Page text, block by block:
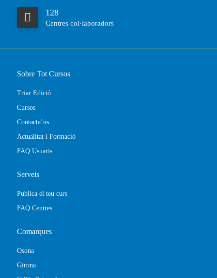
128
Centres col·laboradors
Sobre Tot Cursos
Triar Edició
Cursos
Contacta’ns
Actualitat i Formació
FAQ Usuaris
Serveis
Publica el teu curs
FAQ Centres
Comarques
Osona
Girona